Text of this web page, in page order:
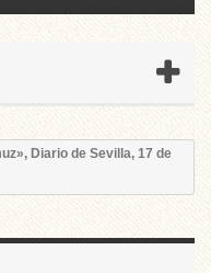
Diario de Sevilla, 17 de